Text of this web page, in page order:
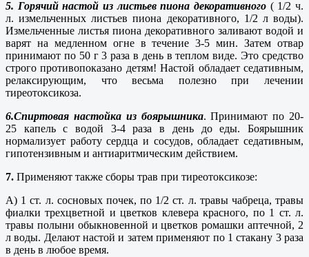
5. Горячий настой из листьев пиона декоративного ( 1/2 ч.
л. измельченных листьев пиона декоративного, 1/2 л воды).
Измельченные листья пиона декоративного заливают водой и
варят на медленном огне в течение 3-5 мин. Затем отвар
принимают по 50 г 3 раза в день в теплом виде. Это средство
строго противопоказано детям! Настой обладает седативным,
релаксирующим, что весьма полезно при лечении
тиреотоксикоза.
6.Спиртовая настойка из боярышника. Принимают по 20-
25 капель с водой 3-4 раза в день до еды. Боярышник
нормализует работу сердца и сосудов, обладает седативным,
гипотензивным и антиаритмическим действием.
7. Применяют также сборы трав при тиреотоксикозе:
А) 1 ст. л. сосновых почек, по 1/2 ст. л. травы чабреца, травы
фиалки трехцветной и цветков клевера красного, по 1 ст. л.
травы полыни обыкновенной и цветков ромашки аптечной, 2
л воды. Делают настой и затем применяют по 1 стакану 3 раза
в день в любое время.